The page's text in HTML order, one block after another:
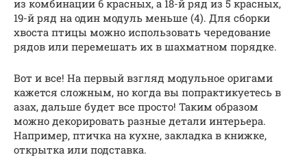
из комбинации 6 красных, а 18-й ряд из 5 красных,
19-й ряд на один модуль меньше (4). Для сборки
хвоста птицы можно использовать чередование
рядов или перемешать их в шахматном порядке.
Вот и все! На первый взгляд модульное оригами
кажется сложным, но когда вы попрактикуетесь в
азах, дальше будет все просто! Таким образом
можно декорировать разные детали интерьера.
Например, птичка на кухне, закладка в книжке,
открытка или подставка.